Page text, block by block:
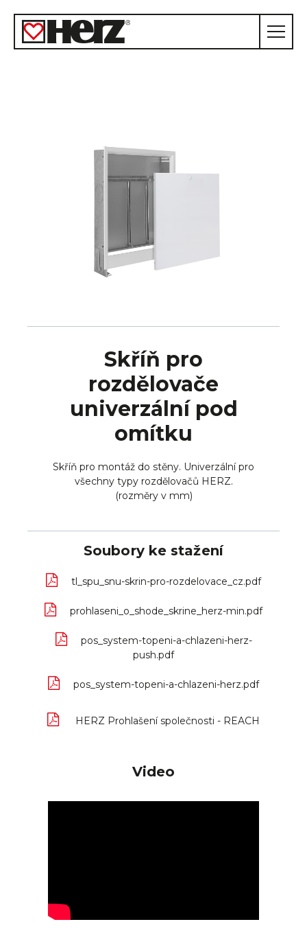
Skříň pro
rozdělovače
univerzální pod
omítku
Skříň pro montáž do stěny. Univerzální pro
všechny typy rozdělovačů HERZ.
(rozměry v mm)
Soubory ke stažení
tl_spu_snu-skrin-pro-rozdelovace_cz.pdf
prohlaseni_o_shode_skrine_herz-min.pdf
pos_system-topeni-a-chlazeni-herz-
push.pdf
pos_system-topeni-a-chlazeni-herz.pdf
HERZ Prohlašení společnosti - REACH
Video